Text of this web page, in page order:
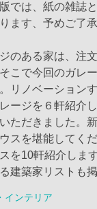
では、紙の雑誌
ます、予めご了承
のある家は、注
こで今回のガレ
リノベーション
ージを６軒紹介
ただきました。
スを堪能してく
を10軒紹介しま
建築家リストも
インテリア